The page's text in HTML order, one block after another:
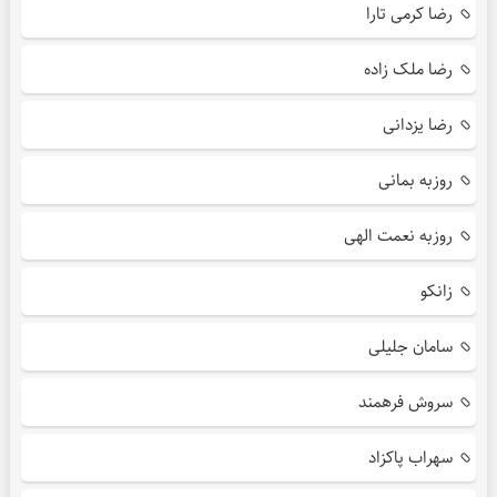
رضا کرمی تارا
رضا ملک زاده
رضا یزدانی
روزبه بمانی
روزبه نعمت الهی
زانکو
سامان جلیلی
سروش فرهمند
سهراب پاکزاد